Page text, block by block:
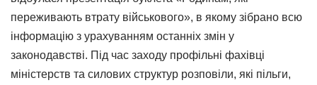
переживають втрату військового», в якому зібрано всю
інформацію з урахуванням останніх змін у
законодавстві. Під час заходу профільні фахівці
міністерств та силових структур розповіли, які пільги,